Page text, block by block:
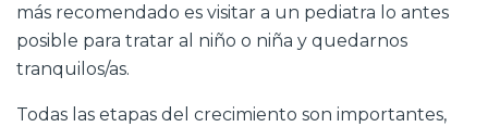
más recomendado es visitar a un pediatra lo antes
posible para tratar al niño o niña y quedarnos
tranquilos/as.
Todas las etapas del crecimiento son importantes,